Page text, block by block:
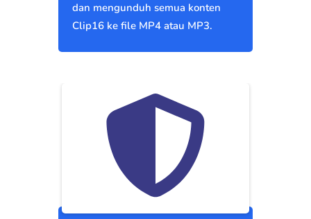
dan mengunduh semua konten
Clip16 ke file MP4 atau MP3.